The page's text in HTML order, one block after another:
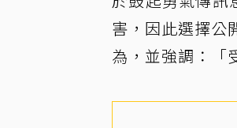
害，因此選擇公
為，並強調：「